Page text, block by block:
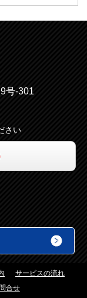
号-301
さい
サービスの流れ
合せ